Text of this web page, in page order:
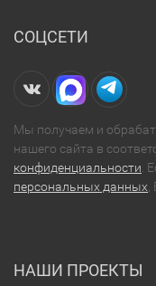
СОЦСЕТИ
Мы получаем и
нашего сайта в
конфиденциальности .
персональных данных
НАШИ ПРОЕКТЫ